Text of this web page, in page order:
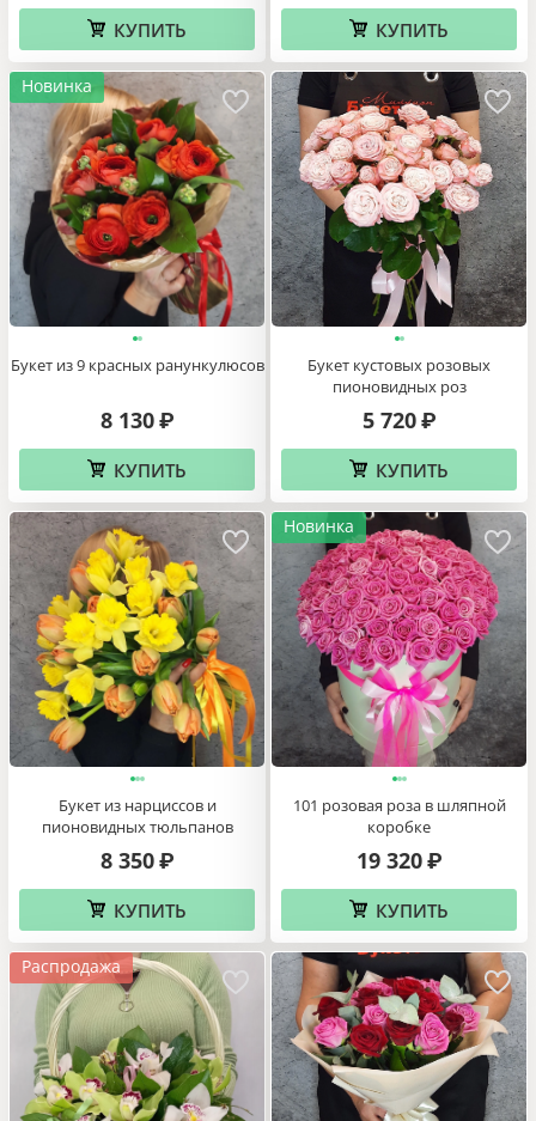
КУПИТЬ КУПИТЬ
Новинка
Букет из 9 красных ранункулюсов
8 130 ₽
КУПИТЬ
Букет кустовых розовых
пионовидных роз
5 720 ₽
КУПИТЬ
Букет из нарциссов и
пионовидных тюльпанов
8 350 ₽
КУПИТЬ
Новинка
101 розовая роза в шляпной
коробке
19 320 ₽
КУПИТЬ
Распродажа